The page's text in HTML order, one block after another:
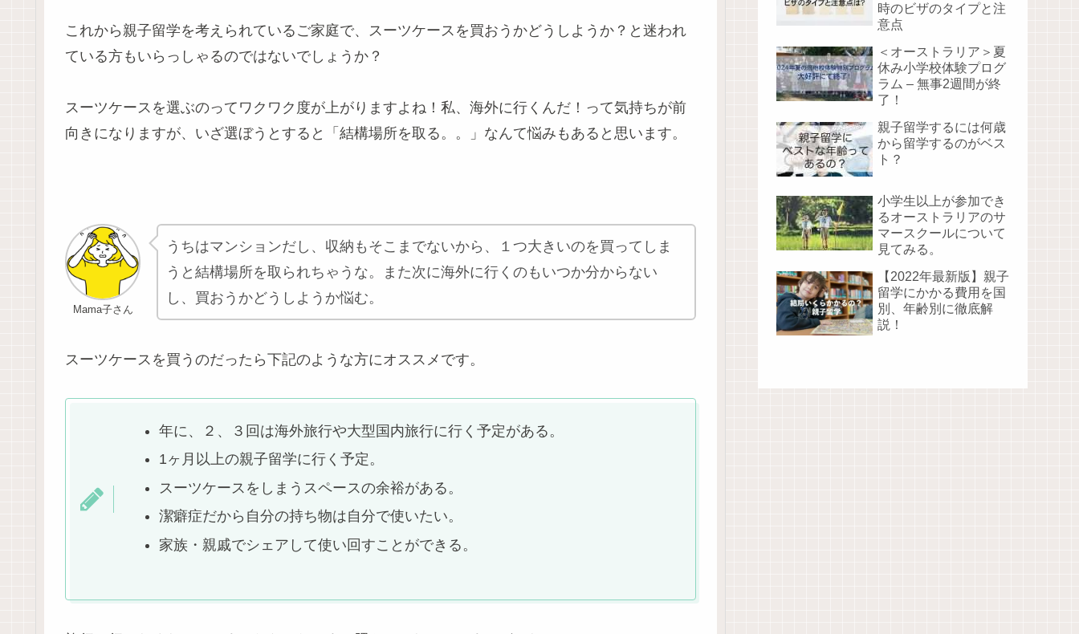
これから親子留学を考えられているご家庭で、スーツケースを買おうかどうしようか？と迷われ
ている方もいらっしゃるのではないでしょうか？
スーツケースを選ぶのってワクワク度が上がりますよね！私、海外に行くんだ！って気持ちが前
向きになりますが、いざ選ぼうとすると「結構場所を取る。。」なんて悩みもあると思います。
Mama子さん
うちはマンションだし、収納もそこまでないから、１つ大きいのを買ってしま
うと結構場所を取られちゃうな。また次に海外に行くのもいつか分からない
し、買おうかどうしようか悩む。
スーツケースを買うのだったら下記のような方にオススメです。
年に、２、３回は海外旅行や大型国内旅行に行く予定がある。
1ヶ月以上の親子留学に行く予定。
スーツケースをしまうスペースの余裕がある。
潔癖症だから自分の持ち物は自分で使いたい。
家族・親戚でシェアして使い回すことができる。
時のビザのタイプと注
意点
＜オーストラリア＞夏
休み小学校体験プログ
ラム – 無事2週間が終
了！
親子留学するには何歳
から留学するのがベス
ト？
小学生以上が参加でき
るオーストラリアのサ
マースクールについて
見てみる。
【2022年最新版】親子
留学にかかる費用を国
別、年齢別に徹底解
説！